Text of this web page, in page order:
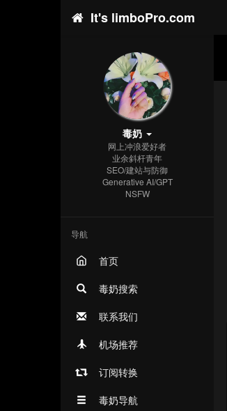
It's limboPro.com
毒奶
网上冲浪爱好者
业余斜杆青年
SEO/建站与防御
Generative AI/GPT
NSFW
导航
首页
毒奶搜索
联系我们
机场推荐
订阅转换
毒奶导航